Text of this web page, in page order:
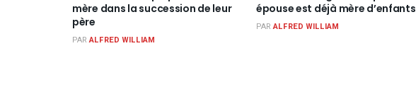
mère dans la succession de leur
père
PAR ALFRED WILLIAM
épouse est déjà mère d’enfants
PAR ALFRED WILLIAM